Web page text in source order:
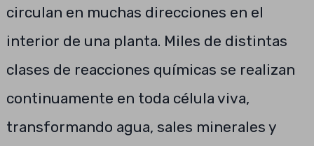
circulan en muchas direcciones en el
interior de una planta. Miles de distintas
clases de reacciones químicas se realizan
continuamente en toda célula viva,
transformando agua, sales minerales y